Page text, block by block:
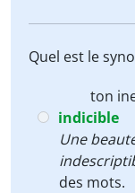
Quel est le
ton
indicible
Une
des mots.